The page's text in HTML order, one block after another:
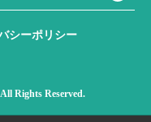
シーポリシー
Rights Reserved.